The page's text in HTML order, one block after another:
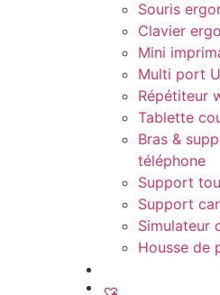
Souris
Clavier
Mini
Multi port
Répétiteur
Tablette
Bras &
téléphone
Support
Support
Simulateur
Housse de